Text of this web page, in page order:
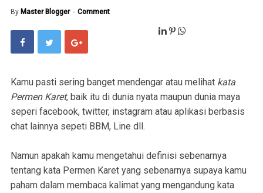
By Master Blogger Comment
Kamu pasti sering banget mendengar atau melihat kata
Permen Karet, baik itu di dunia nyata maupun dunia maya
seperi facebook, twitter, instagram atau aplikasi berbasis
chat lainnya sepeti BBM, Line dll.
Namun apakah kamu mengetahui definisi sebenarnya
tentang kata Permen Karet yang sebenarnya supaya kamu
paham dalam membaca kalimat yang mengandung kata